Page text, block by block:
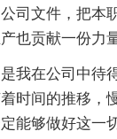
司文件，把本
也贡献一份力量
我在公司中待
时间的推移，
能够做好这一